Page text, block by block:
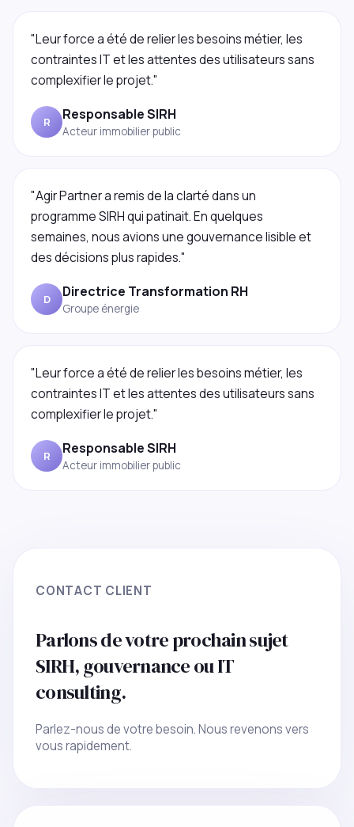
"Leur force a été de relier les besoins métier, les
contraintes IT et les attentes des utilisateurs sans
complexifier le projet."
R Responsable SIRH
Acteur immobilier public
"Agir Partner a remis de la clarté dans un
programme SIRH qui patinait. En quelques
semaines, nous avions une gouvernance lisible et
des décisions plus rapides."
D Directrice Transformation RH
Groupe énergie
"Leur force a été de relier les besoins métier, les
contraintes IT et les attentes des utilisateurs sans
complexifier le projet."
R Responsable SIRH
Acteur immobilier public
CONTACT CLIENT
Parlons de votre prochain sujet
SIRH, gouvernance ou IT
consulting.
Parlez-nous de votre besoin. Nous revenons vers
vous rapidement.